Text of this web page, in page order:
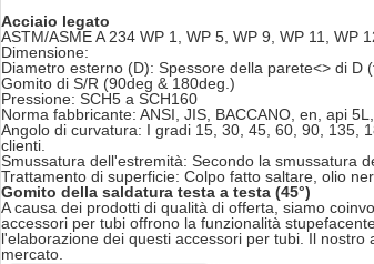
Acciaio legato
ASTM/ASME A 234 WP 1, WP 5, WP 9, WP 11, WP
Dimensione:
Diametro esterno (D): Spessore della parete<> di D
Gomito di S/R (90deg & 180deg.)
Pressione: SCH5 a SCH160
Norma fabbricante: ANSI, JIS, BACCANO, en, api 5L,
Angolo di curvatura: I gradi 15, 30, 45, 60, 90, 135,
clienti.
Smussatura dell'estremità: Secondo la smussatura
Trattamento di superficie: Colpo fatto saltare, olio
Gomito della saldatura testa a testa (45°)
A causa dei prodotti di qualità di offerta, siamo
accessori per tubi offrono la funzionalità
l'elaborazione dei questi accessori per tubi. Il
mercato.